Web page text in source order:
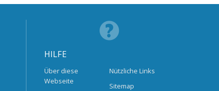
HILFE
Über diese
Webseite
Nützliche Links
Sitemap